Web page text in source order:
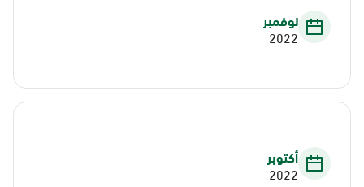
نوفمبر
2022
أكتوبر
2022